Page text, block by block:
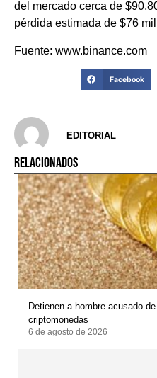
del mercado cerca de
pérdida estimada de $76
Fuente: www.binance.com
Facebook
EDITORIAL
RELACIONADOS
Detienen a hombre acusado
criptomonedas
6 de agosto de 2026